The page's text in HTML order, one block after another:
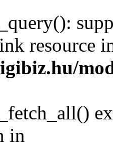
resource
in